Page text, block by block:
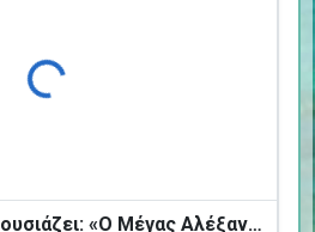
Φόρτωση...
Ο Καραγκιόζης παρουσιάζει: «Ο Μέγας Αλέξανδρος και το Καταραμένο Φίδι»